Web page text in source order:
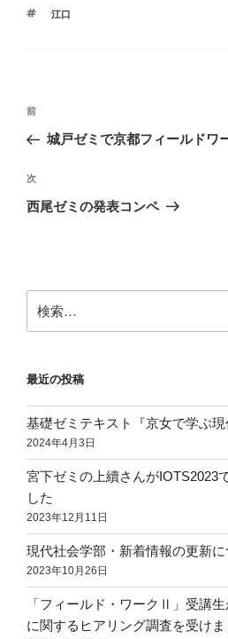
ゴ
タ
江口
投
ナ
ビ
ゲ
ン
前
の
稿
前
城戸ゼミで京都フィールドワ
次
の
次
西尾ゼミの発表コンペ
索:
最近の投稿
基礎ゼミテキスト『京女で学ぶ
2024年4月3日
宮下ゼミの上續さんがIOTS2023
した
2023年12月11日
現代社会学部・新着情報の更新に
2023年10月26日
「フィールド・ワークⅡ」受講
に関するヒアリング調査を受けま